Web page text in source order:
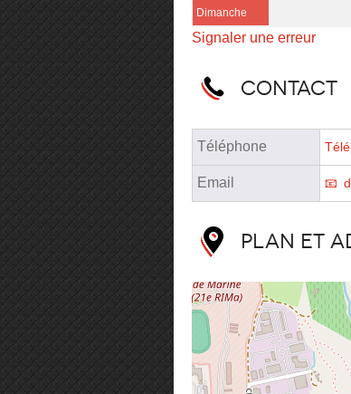
Dimanche
Signaler une erreur
Contact
Téléphone
Email
Plan et